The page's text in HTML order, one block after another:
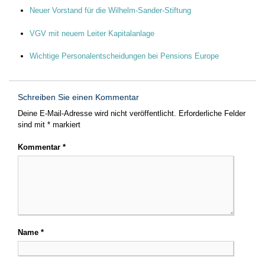
Neuer Vorstand für die Wilhelm-Sander-Stiftung
VGV mit neuem Leiter Kapitalanlage
Wichtige Personalentscheidungen bei Pensions Europe
Schreiben Sie einen Kommentar
Deine E-Mail-Adresse wird nicht veröffentlicht. Erforderliche Felder
sind mit * markiert
Kommentar *
Name *